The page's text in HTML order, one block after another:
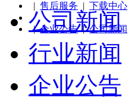
| 售后服务 | 下载中心
|企业公告|公司新闻
公司新闻
行业新闻
企业公告